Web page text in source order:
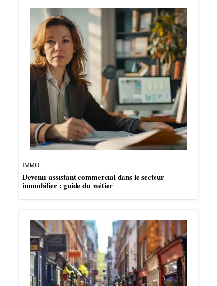
IMMO
Devenir assistant commercial dans le secteur
immobilier : guide du métier